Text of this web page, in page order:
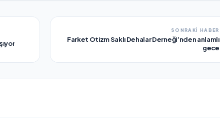
SONRAKİ HABER
Farket Otizm Saklı Dehalar Derneği’nden anlamlı
gece